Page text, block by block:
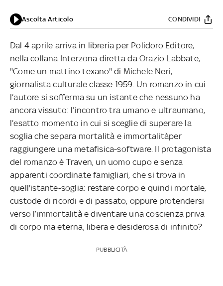
Ascolta Articolo CONDIVIDI
Dal 4 aprile arriva in libreria per Polidoro Editore,
nella collana Interzona diretta da Orazio Labbate,
"Come un mattino texano" di Michele Neri,
giornalista culturale classe 1959. Un romanzo in cui
l’autore si sofferma su un istante che nessuno ha
ancora vissuto: l’incontro tra umano e ultraumano,
l’esatto momento in cui si sceglie di superare la
soglia che separa mortalità e immortalitàper
raggiungere una metafisica-software. Il protagonista
del romanzo è Traven, un uomo cupo e senza
apparenti coordinate famigliari, che si trova in
quell'istante-soglia: restare corpo e quindi mortale,
custode di ricordi e di passato, oppure protendersi
verso l’immortalità e diventare una coscienza priva
di corpo ma eterna, libera e desiderosa di infinito?
PUBBLICITÀ